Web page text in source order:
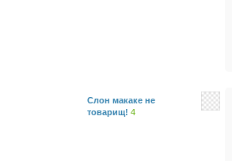
Слон макаке не
товарищ! 4